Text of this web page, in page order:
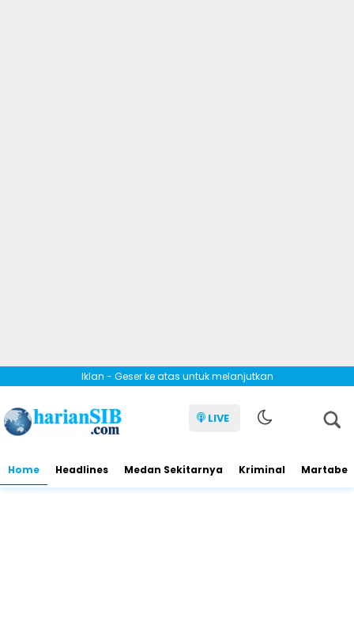
Iklan - Geser ke atas untuk melanjutkan
LIVE
Home Headlines Medan Sekitarnya Kriminal Martabe